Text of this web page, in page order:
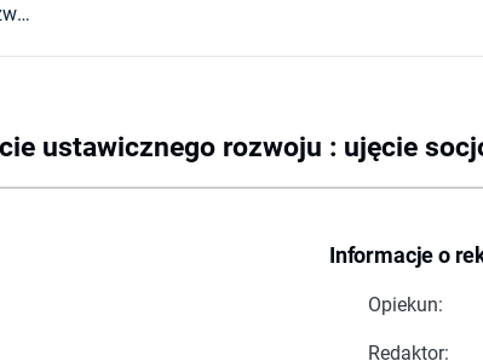
Menedżer w kontekście ustawicznego rozwoju : ujęcie socjologiczne
ustawicznego rozwoju : ujęcie
Informacje o
Opiekun:
Redaktor: